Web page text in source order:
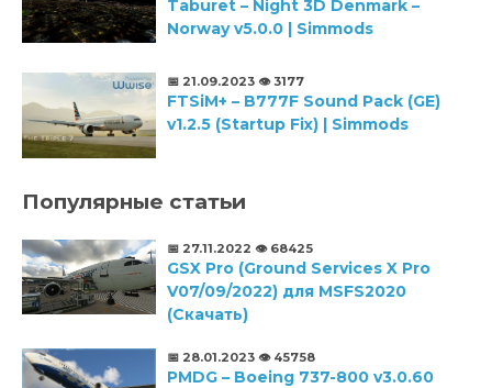
Taburet – Night 3D Denmark –
Norway v5.0.0 | Simmods
📅 21.09.2023 👁️ 3177
FTSiM+ – B777F Sound Pack (GE)
v1.2.5 (Startup Fix) | Simmods
Популярные статьи
📅 27.11.2022 👁️ 68425
GSX Pro (Ground Services X Pro
V07/09/2022) для MSFS2020
(Скачать)
📅 28.01.2023 👁️ 45758
PMDG – Boeing 737-800 v3.0.60